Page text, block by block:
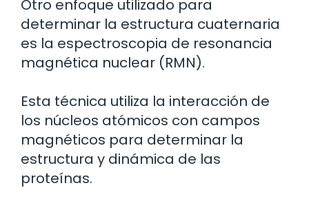
Otro enfoque utilizado para
determinar la estructura cuaternaria
es la espectroscopia de resonancia
magnética nuclear (RMN).
Esta técnica utiliza la interacción de
los núcleos atómicos con campos
magnéticos para determinar la
estructura y dinámica de las
proteínas.